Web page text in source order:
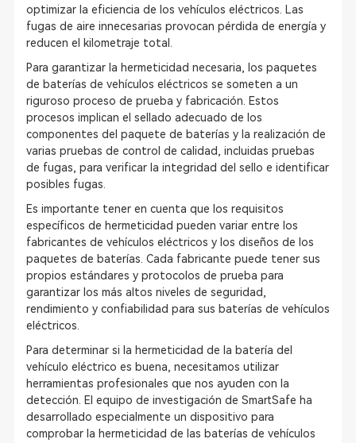
optimizar la eficiencia de los vehículos eléctricos. Las
fugas de aire innecesarias provocan pérdida de energía y
reducen el kilometraje total.
Para garantizar la hermeticidad necesaria, los paquetes
de baterías de vehículos eléctricos se someten a un
riguroso proceso de prueba y fabricación. Estos
procesos implican el sellado adecuado de los
componentes del paquete de baterías y la realización de
varias pruebas de control de calidad, incluidas pruebas
de fugas, para verificar la integridad del sello e identificar
posibles fugas.
Es importante tener en cuenta que los requisitos
específicos de hermeticidad pueden variar entre los
fabricantes de vehículos eléctricos y los diseños de los
paquetes de baterías. Cada fabricante puede tener sus
propios estándares y protocolos de prueba para
garantizar los más altos niveles de seguridad,
rendimiento y confiabilidad para sus baterías de vehículos
eléctricos.
Para determinar si la hermeticidad de la batería del
vehículo eléctrico es buena, necesitamos utilizar
herramientas profesionales que nos ayuden con la
detección. El equipo de investigación de SmartSafe ha
desarrollado especialmente un dispositivo para
comprobar la hermeticidad de las baterías de vehículos